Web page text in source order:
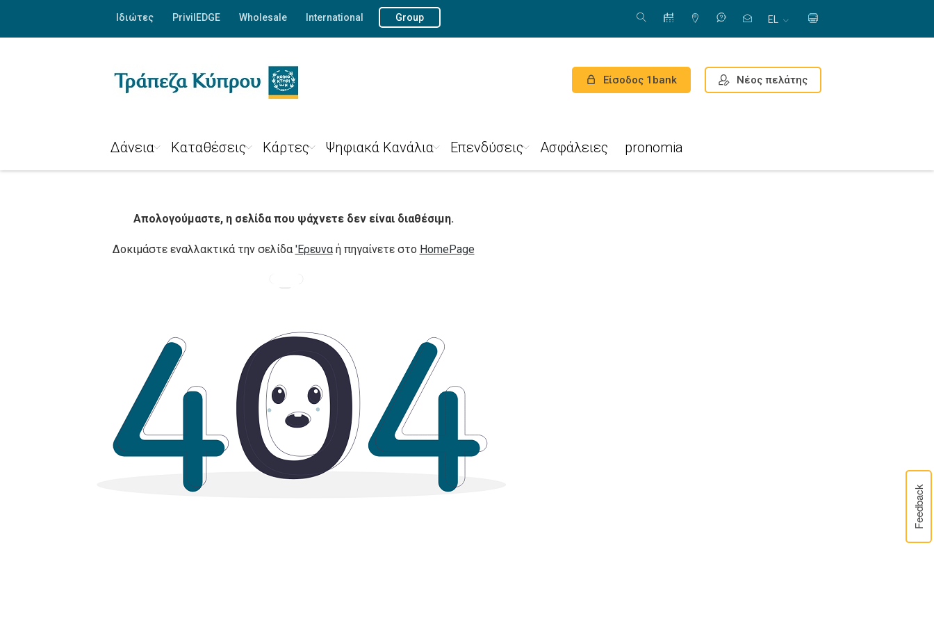
Ιδιώτες PrivilEDGE Wholesale International Group EL
Είσοδος 1bank Νέος πελάτης
Δάνεια Καταθέσεις Κάρτες Ψηφιακά Κανάλια Επενδύσεις Ασφάλειες pronomia
Απολογούμαστε, η σελίδα που ψάχνετε δεν είναι διαθέσιμη.
Δοκιμάστε εναλλακτικά την σελίδα 'Ερευναή πηγαίνετε στο HomePage
Feedback